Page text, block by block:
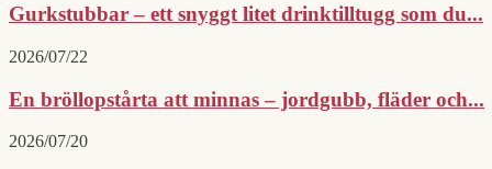
Gurkstubbar – ett snyggt litet drinktilltugg som du...
2026/07/22
En bröllopstårta att minnas – jordgubb, fläder och...
2026/07/20